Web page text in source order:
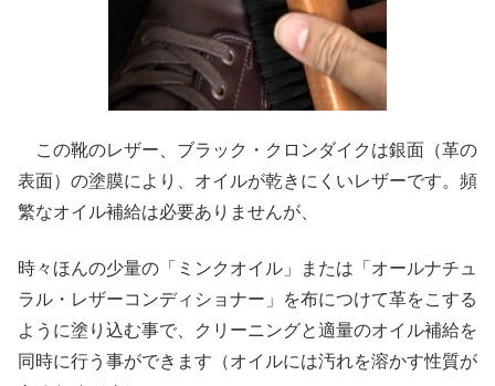
この靴のレザー、ブラック・クロンダイクは銀面（革の
表面）の塗膜により、オイルが乾きにくいレザーです。頻
繁なオイル補給は必要ありませんが、
時々ほんの少量の「ミンクオイル」または「オールナチュ
ラル・レザーコンディショナー」を布につけて革をこする
ように塗り込む事で、クリーニングと適量のオイル補給を
同時に行う事ができます（オイルには汚れを溶かす性質が